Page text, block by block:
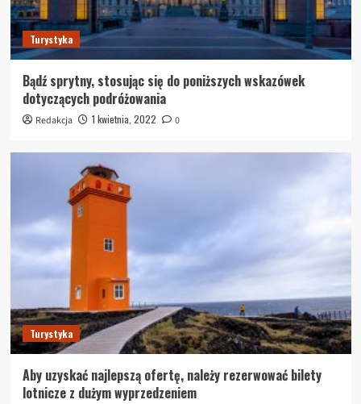
Turystyka
Bądź sprytny, stosując się do poniższych wskazówek
dotyczących podróżowania
Redakcja 1 kwietnia, 2022 0
Turystyka
Aby uzyskać najlepszą ofertę, należy rezerwować bilety
lotnicze z dużym wyprzedzeniem